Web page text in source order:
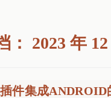
： 2023 年 12
件集成ANDROID